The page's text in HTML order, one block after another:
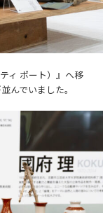
ィ ポート）』へ移
んでいました。